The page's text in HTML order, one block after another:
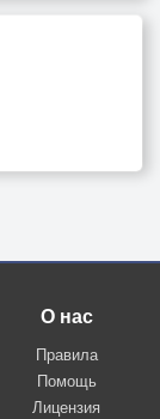
О нас
Правила
Помощь
Лицензия